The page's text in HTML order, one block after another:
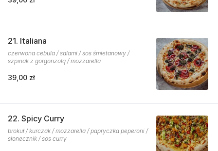
21. Italiana
czerwona cebula / salami / sos śmietanowy /
szpinak z gorgonzolą / mozzarella
39,00 zł
22. Spicy Curry
brokuł / kurczak / mozzarella / papryczka peperoni /
słonecznik / sos curry